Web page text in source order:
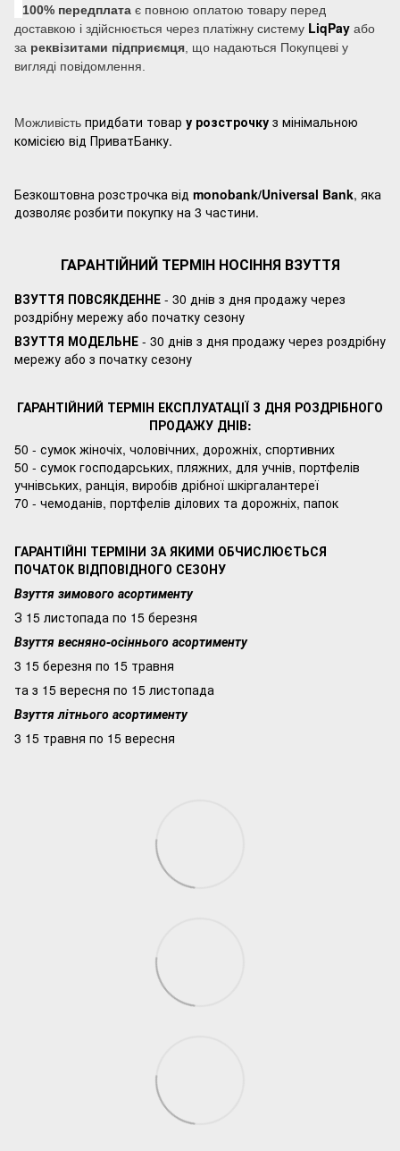
100% передплата є повною оплатою товару перед
доставкою і здійснюється через платіжну систему LiqPay або
за реквізитами підприємця , що надаються Покупцеві у
вигляді повідомлення.
Можливість придбати товар у розстрочку з мінімальною
комісією від ПриватБанку.
Безкоштовна розстрочка від monobank/Universal Bank, яка
дозволяє розбити покупку на 3 частини.
ГАРАНТІЙНИЙ ТЕРМІН НОСІННЯ ВЗУТТЯ
ВЗУТТЯ ПОВСЯКДЕННЕ - 30 днів з дня продажу через
роздрібну мережу або початку сезону
ВЗУТТЯ МОДЕЛЬНЕ - 30 днів з дня продажу через роздрібну
мережу або з початку сезону
ГАРАНТІЙНИЙ ТЕРМІН ЕКСПЛУАТАЦІЇ З ДНЯ РОЗДРІБНОГО
ПРОДАЖУ ДНІВ:
50 - сумок жіночіх, чоловічних, дорожніх, спортивних
50 - сумок господарських, пляжних, для учнів, портфелів
учнівських, ранція, виробів дрібної шкіргалантереї
70 - чемоданів, портфелів ділових та дорожніх, папок
ГАРАНТІЙНІ ТЕРМІНИ ЗА ЯКИМИ ОБЧИСЛЮЄТЬСЯ
ПОЧАТОК ВІДПОВІДНОГО СЕЗОНУ
Взуття зимового асортименту
З 15 листопада по 15 березня
Взуття весняно-осіннього асортименту
3 15 березня по 15 травня
та з 15 вересня по 15 листопада
Взуття літнього асортименту
3 15 травня по 15 вересня